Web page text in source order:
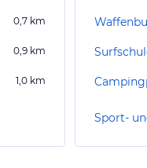
0,7 km
0,9 km
1,0 km
Sport-